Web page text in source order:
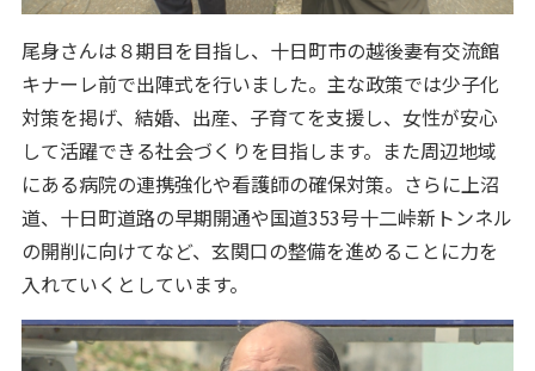
尾身さんは８期目を目指し、十日町市の越後妻有交流館
キナーレ前で出陣式を行いました。主な政策では少子化
対策を掲げ、結婚、出産、子育てを支援し、女性が安心
して活躍できる社会づくりを目指します。また周辺地域
にある病院の連携強化や看護師の確保対策。さらに上沼
道、十日町道路の早期開通や国道353号十二峠新トンネル
の開削に向けてなど、玄関口の整備を進めることに力を
入れていくとしています。